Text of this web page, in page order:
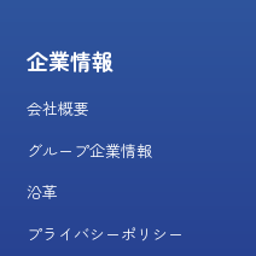
企業情報
会社概要
グループ企業情報
沿革
プライバシーポリシー